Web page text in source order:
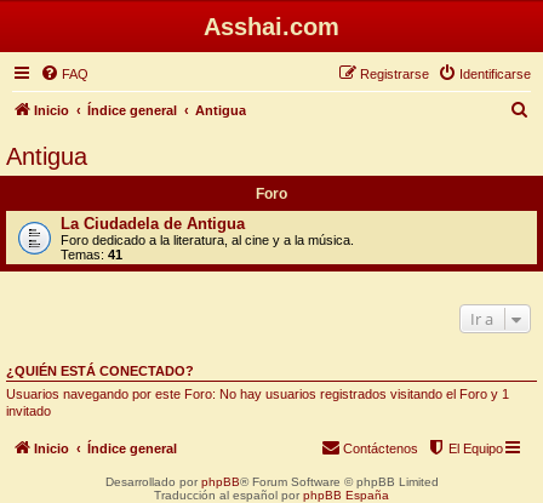
Asshai.com
FAQ Identificarse
Registrarse
Inicio Índice general Antigua
Antigua
Foro
La Ciudadela de Antigua
Foro dedicado a la literatura, al cine y a la música.
Temas: 41
Ir a
¿QUIÉN ESTÁ CONECTADO?
Usuarios navegando por este Foro: No hay usuarios registrados visitando el Foro y 1
invitado
Inicio Índice general El Equipo
Contáctenos
Desarrollado por phpBB® Forum Software © phpBB Limited
Traducción al español por phpBB España